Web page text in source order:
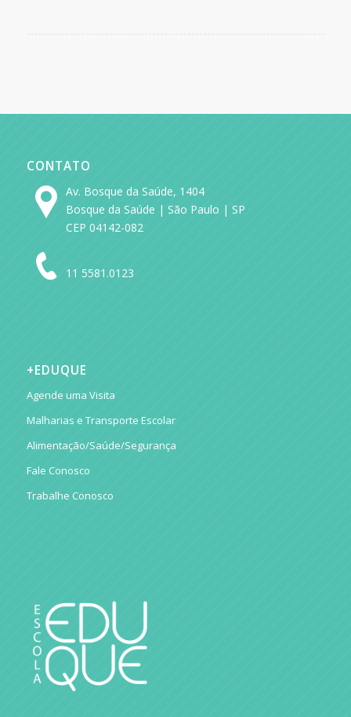
CONTATO
Av. Bosque da Saúde, 1404
Bosque da Saúde | São Paulo | SP
CEP 04142-082
11 5581.0123
+EDUQUE
Agende uma Visita
Malharias e Transporte Escolar
Alimentação/Saúde/Segurança
Fale Conosco
Trabalhe Conosco